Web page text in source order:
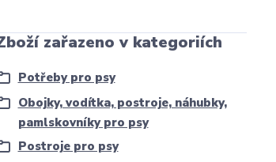
zařazeno v kategoriích
Potřeby pro psy
Obojky, vodítka, postroje, náhubky,
pamlskovníky pro psy
Postroje pro psy